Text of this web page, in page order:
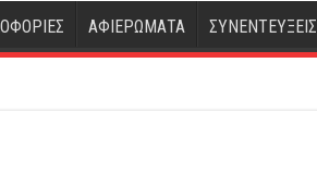
ΑΦΙΕΡΩΜΑΤΑ ΣΥΝΕΝΤΕΥΞΕΙΣ